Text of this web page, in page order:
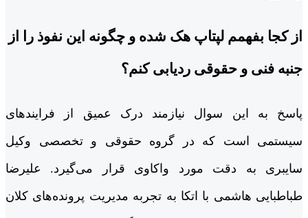
از کجا بفهمم لپتاپ هک شده و چگونه این نفوذ را از
جنبه فنی و حقوقی ردیابی کنم؟
پاسخ به این سوال نیازمند درک عمیق از فرایندهای
سیستمی است که در گروه حقوقی و تخصصی وکیل
سایبری به دقت مورد واکاوی قرار می‌گیرد. علیرضا
طباطبایی هاشمی با اتکا به تجربه مدیریت پرونده‌های کلان